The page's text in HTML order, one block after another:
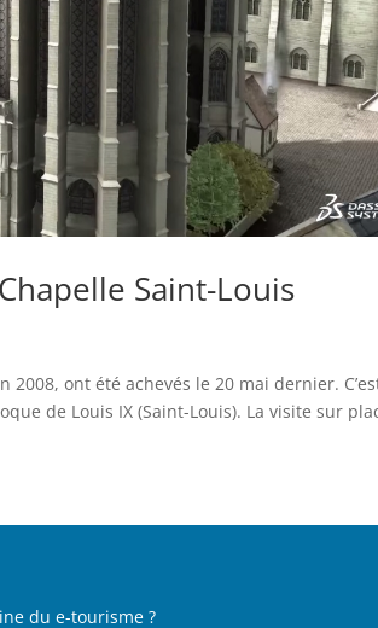
Saint-Louis
ont été achevés le 20 mai dernier.
de Louis IX (Saint-Louis). La visite sur
du e-tourisme ?